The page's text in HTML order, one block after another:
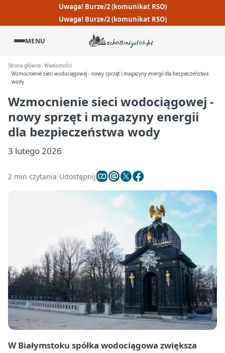
Uwaga! Burze/2 (komunikat RSO)
Uwaga! Burze/2 (komunikat RSO)
MENU
Strona główna Wiadomości
Wzmocnienie sieci wodociągowej - nowy sprzęt i magazyny energii dla bezpieczeństwa
wody
Wzmocnienie sieci wodociągowej -
nowy sprzęt i magazyny energii
dla bezpieczeństwa wody
3 lutego 2026
2 min czytania Udostępnij
W Białymstoku spółka wodociągowa zwiększa